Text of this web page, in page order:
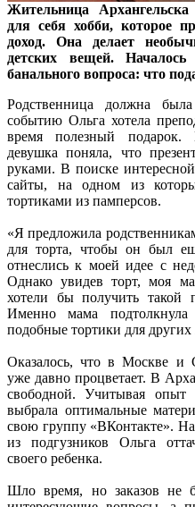
Жительница
для себя хобби, которое
доход. Она делает
детских вещей.
банального вопроса: что
Родственница должна
событию Ольга хотела
время полезный подарок.
девушка поняла, что
руками. В поиске
сайты, на одном из
тортиками из памперсов.
«Я предложила
для торта, чтобы он был
отнеслись к моей идее с
Однако увидев торт, моя
хотели бы получить такой
Именно мама
подобные тортики для
Оказалось, что в Москве и
уже давно процветает. В
свободной. Учитывая опыт
выбрала оптимальные
свою группу «ВКонтакте».
из подгузников Ольга
своего ребенка.
Шло время, но заказов не